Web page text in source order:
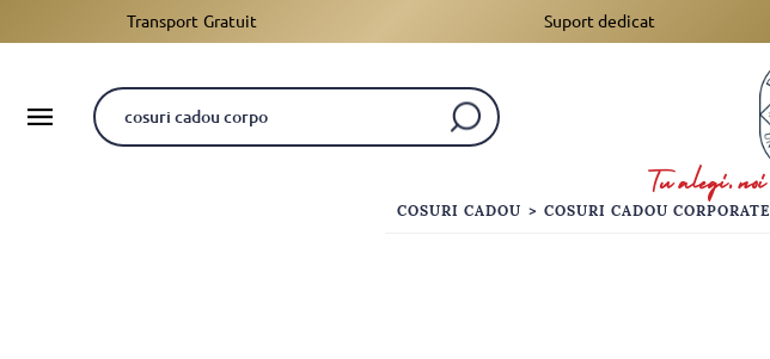
Transport Gratuit Suport dedicat
COSURI CADOU > COSURI CADOU CORPORATE